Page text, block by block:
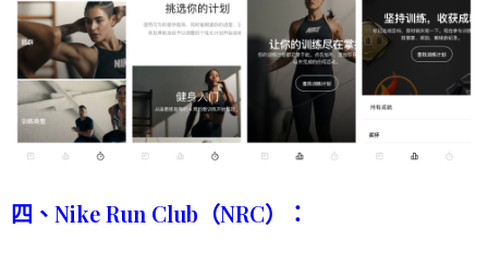
四、Nike Run Club（NRC）：